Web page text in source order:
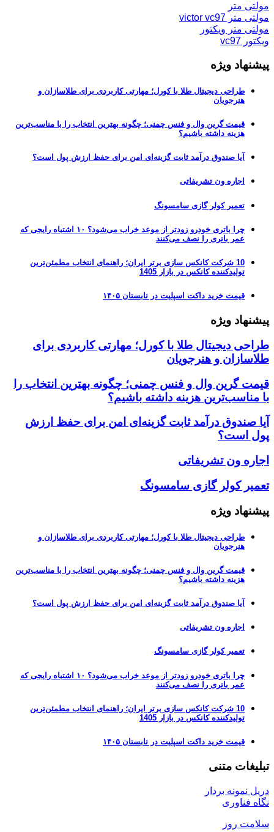
مولتی متر
مولتی متر victor vc97
مولتی متر ویکتور
ویکتور vc97
پیشنهاد ویژه
طراحی دیجیتال طلا با کورل؛ مهارتی کاربردی برای طلاسازان و
هنرجویان
قیمت گرین وال و فنس چمنی؛ چگونه بهترین انتخاب را با مناسب‌ترین
هزینه داشته باشیم؟
آیا صندوق درآمد ثابت گزینه‌ای امن برای حفظ ارزش پول است؟
اجاره ون تشریفاتی
تعمیر کولر گازی سامسونگ
چرا باتری خودرو زودتر از موعد خراب می‌شود؟ ۱۰ اشتباه رایجی که
عمر باتری را نصف می‌کنند
10 شرکت کانکس سازی برتر ایران؛ راهنمای انتخاب مطمئن‌ترین
تولیدکننده کانکس در بازار 1405
قیمت خرید داکت اسپلیت در تابستان ۱۴۰۵
پیشنهاد ویژه
طراحی دیجیتال طلا با کورل؛ مهارتی کاربردی برای
طلاسازان و هنرجویان
قیمت گرین وال و فنس چمنی؛ چگونه بهترین انتخاب را
با مناسب‌ترین هزینه داشته باشیم؟
آیا صندوق درآمد ثابت گزینه‌ای امن برای حفظ ارزش
پول است؟
اجاره ون تشریفاتی
تعمیر کولر گازی سامسونگ
پیشنهاد ویژه
طراحی دیجیتال طلا با کورل؛ مهارتی کاربردی برای طلاسازان و
هنرجویان
قیمت گرین وال و فنس چمنی؛ چگونه بهترین انتخاب را با مناسب‌ترین
هزینه داشته باشیم؟
آیا صندوق درآمد ثابت گزینه‌ای امن برای حفظ ارزش پول است؟
اجاره ون تشریفاتی
تعمیر کولر گازی سامسونگ
چرا باتری خودرو زودتر از موعد خراب می‌شود؟ ۱۰ اشتباه رایجی که
عمر باتری را نصف می‌کنند
10 شرکت کانکس سازی برتر ایران؛ راهنمای انتخاب مطمئن‌ترین
تولیدکننده کانکس در بازار 1405
قیمت خرید داکت اسپلیت در تابستان ۱۴۰۵
تبلیغات متنی
دریل نمونه بردار
نگاه فناوری
سلامت روز